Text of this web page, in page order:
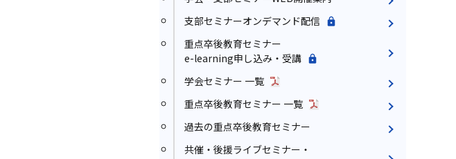
支部セミナーオンデマンド配信
重点卒後教育セミナー
e-learning申し込み・受講
学会セミナー 一覧
重点卒後教育セミナー 一覧
過去の重点卒後教育セミナー
共催・後援ライブセミナー・